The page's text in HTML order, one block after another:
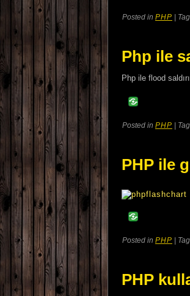
Posted in PHP |
Php ile
Php ile flood
Posted in PHP |
PHP ile
Posted in PHP |
PHP